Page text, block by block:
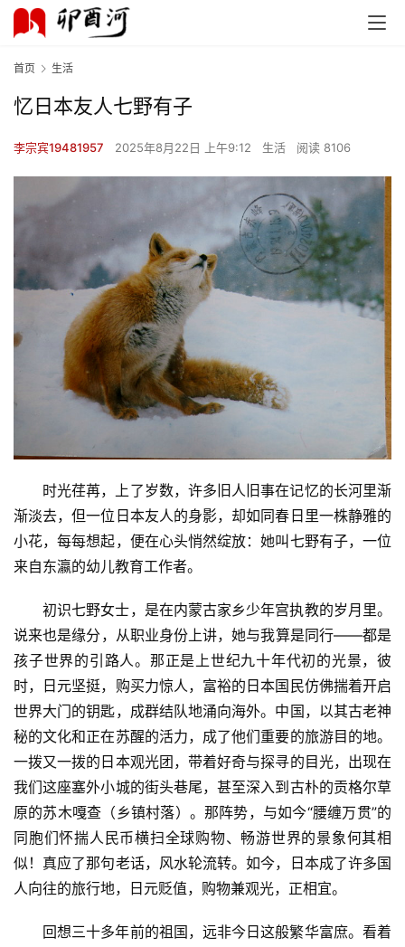
首页 生活
忆日本友人七野有子
李宗宾19481957 2025年8月22日 上午9:12 生活 阅读 8106
时光荏苒，上了岁数，许多旧人旧事在记忆的长河里渐
渐淡去，但一位日本友人的身影，却如同春日里一株静雅的
小花，每每想起，便在心头悄然绽放：她叫七野有子，一位
来自东瀛的幼儿教育工作者。
初识七野女士，是在内蒙古家乡少年宫执教的岁月里。
说来也是缘分，从职业身份上讲，她与我算是同行——都是
孩子世界的引路人。那正是上世纪九十年代初的光景，彼
时，日元坚挺，购买力惊人，富裕的日本国民仿佛揣着开启
世界大门的钥匙，成群结队地涌向海外。中国，以其古老神
秘的文化和正在苏醒的活力，成了他们重要的旅游目的地。
一拨又一拨的日本观光团，带着好奇与探寻的目光，出现在
我们这座塞外小城的街头巷尾，甚至深入到古朴的贡格尔草
原的苏木嘎查（乡镇村落）。那阵势，与如今“腰缠万贯”的
同胞们怀揣人民币横扫全球购物、畅游世界的景象何其相
似！真应了那句老话，风水轮流转。如今，日本成了许多国
人向往的旅行地，日元贬值，购物兼观光，正相宜。
回想三十多年前的祖国，远非今日这般繁华富庶。看着